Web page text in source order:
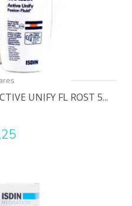
UNIFY FL ROST 5...